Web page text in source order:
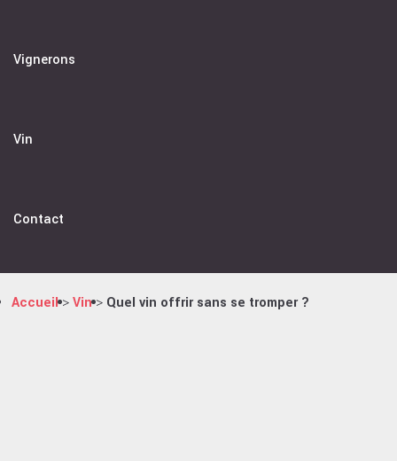
Vignerons
Vin
Contact
Accueil>Vin> Quel vin offrir sans se tromper ?